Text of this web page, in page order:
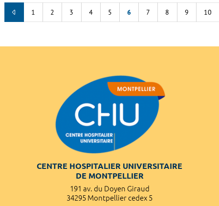
1 2 3 4 5 6 7 8 9 10
CENTRE HOSPITALIER UNIVERSITAIRE
DE MONTPELLIER
191 av. du Doyen Giraud
34295 Montpellier cedex 5